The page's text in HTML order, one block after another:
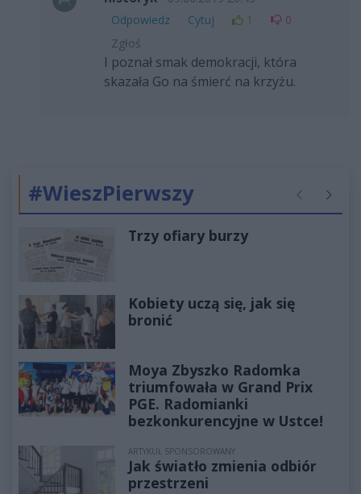
Odpowiedz
Cytuj 1
0
Zgłoś
I poznał smak demokracji, która
skazała Go na śmierć na krzyżu.
#WieszPierwszy Poprzednie
Trzy ofiary burzy
Kobiety uczą się, jak się
bronić
Moya Zbyszko Radomka
triumfowała w Grand Prix
PGE. Radomianki
bezkonkurencyjne w Ustce!
ARTYKUŁ SPONSOROWANY
Jak światło zmienia odbiór
przestrzeni